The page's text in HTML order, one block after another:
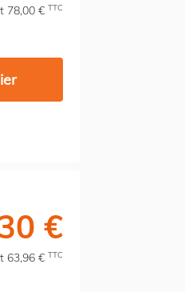
78,00 € TTC
€
63,96 € TTC